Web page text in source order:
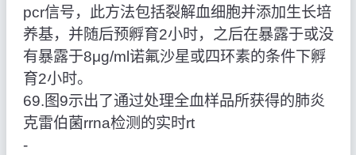
pcr信号，此方法包括裂解血细胞并添加生长培
养基，并随后预孵育2小时，之后在暴露于或没
有暴露于8μg/ml诺氟沙星或四环素的条件下孵
育2小时。
69.图9示出了通过处理全血样品所获得的肺炎
克雷伯菌rrna检测的实时rt
‑